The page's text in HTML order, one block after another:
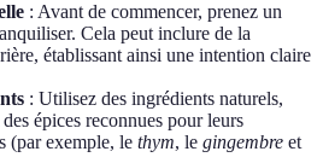
: Avant de commencer, prenez un
Cela peut inclure de la
établissant ainsi une intention claire
: Utilisez des ingrédients naturels,
épices reconnues pour leurs
(par exemple, le thym, le gingembre et